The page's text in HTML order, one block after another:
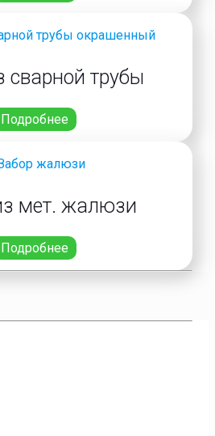
сварной трубы
Подробнее
мет. жалюзи
Подробнее